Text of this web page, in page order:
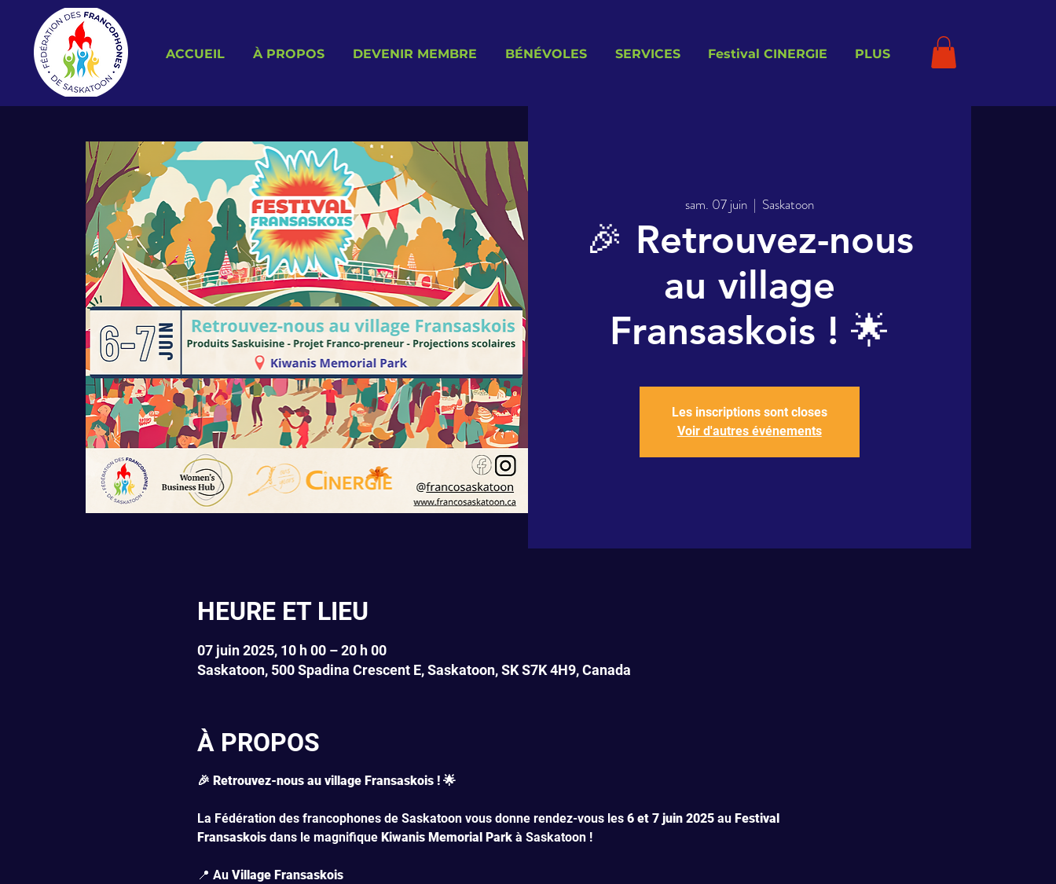
ACCUEIL À PROPOS DEVENIR MEMBRE BÉNÉVOLES SERVICES Festival CINERGIE PLUS
sam. 07 juin
  |
Saskatoon
🎉 Retrouvez-nous
au village
Fransaskois ! 🌟
Les inscriptions sont closes
Voir d'autres événements
HEURE ET LIEU
07 juin 2025, 10 h 00 – 20 h 00
Saskatoon, 500 Spadina Crescent E, Saskatoon, SK S7K 4H9, Canada
À PROPOS
🎉 Retrouvez-nous au village Fransaskois ! 🌟
La Fédération des francophones de Saskatoon vous donne rendez-vous les 6 et 7 juin 2025 au Festival
Fransaskois dans le magnifique Kiwanis Memorial Park à Saskatoon !
📍 Au Village Fransaskois